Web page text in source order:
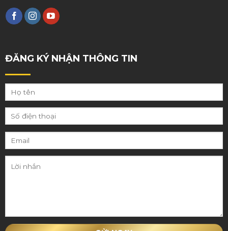
ĐĂNG KÝ NHẬN THÔNG TIN